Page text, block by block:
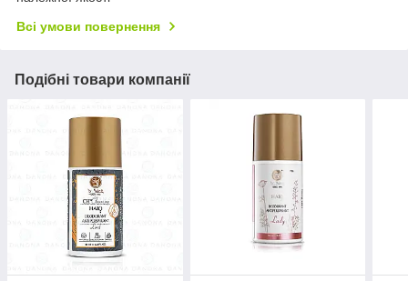
Всі умови повернення
Подібні товари компанії